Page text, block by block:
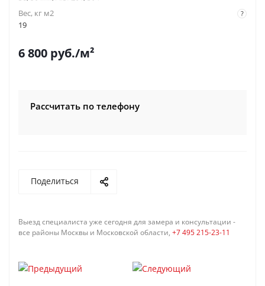
?
Вес, кг м2
19
6 800 руб./м²
Рассчитать по телефону
Поделиться
Выезд специалиста уже сегодня для замера и консультации -
все районы Москвы и Московской области, +7 495 215-23-11